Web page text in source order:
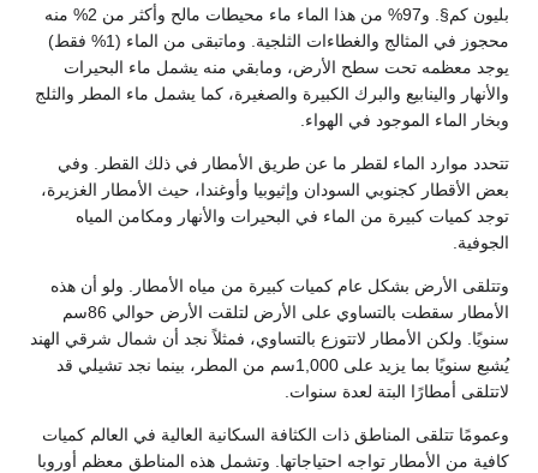
بليون كم§. و97% من هذا الماء ماء محيطات مالح وأكثر من 2% منه
محجوز في المثالج والغطاءات الثلجية. وماتبقى من الماء (1% فقط)
يوجد معظمه تحت سطح الأرض، ومابقي منه يشمل ماء البحيرات
والأنهار والينابيع والبرك الكبيرة والصغيرة، كما يشمل ماء المطر والثلج
وبخار الماء الموجود في الهواء.
تتحدد موارد الماء لقطر ما عن طريق الأمطار في ذلك القطر. وفي
بعض الأقطار كجنوبي السودان وإثيوبيا وأوغندا، حيث الأمطار الغزيرة،
توجد كميات كبيرة من الماء في البحيرات والأنهار ومكامن المياه
الجوفية.
وتتلقى الأرض بشكل عام كميات كبيرة من مياه الأمطار. ولو أن هذه
الأمطار سقطت بالتساوي على الأرض لتلقت الأرض حوالي 86سم
سنويًا. ولكن الأمطار لاتتوزع بالتساوي، فمثلاً نجد أن شمال شرقي الهند
يُشبع سنويًا بما يزيد على 1,000سم من المطر، بينما نجد تشيلي قد
لاتتلقى أمطارًا البتة لعدة سنوات.
وعمومًا تتلقى المناطق ذات الكثافة السكانية العالية في العالم كميات
كافية من الأمطار تواجه احتياجاتها. وتشمل هذه المناطق معظم أوروبا